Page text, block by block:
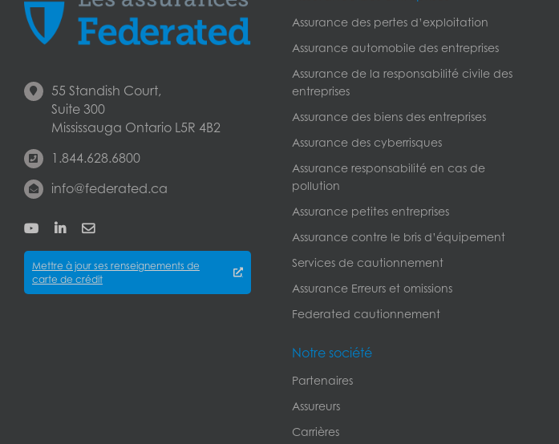
55 Standish Court,
Suite 300
Mississauga Ontario L5R 4B2
1.844.628.6800
info@federated.ca
Mettre à jour ses renseignements de
carte de crédit
Assurance des pertes d’exploitation
Assurance automobile des entreprises
Assurance de la responsabilité civile des
entreprises
Assurance des biens des entreprises
Assurance des cyberrisques
Assurance responsabilité en cas de
pollution
Assurance petites entreprises
Assurance contre le bris d’équipement
Services de cautionnement
Assurance Erreurs et omissions
Federated cautionnement
Notre société
Partenaires
Assureurs
Carrières